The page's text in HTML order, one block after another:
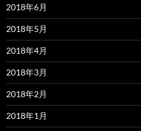
2018年6月
2018年5月
2018年4月
2018年3月
2018年2月
2018年1月